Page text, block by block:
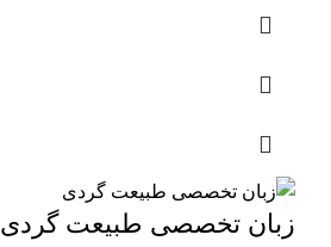
زبان تخصصی طبیعت گردی